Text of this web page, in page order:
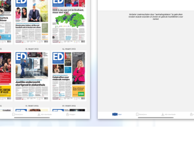
edities.
krant, of per artikel vanuit verschillende nieuwslijsten.
te lezen en je kunt automatisch downloaden